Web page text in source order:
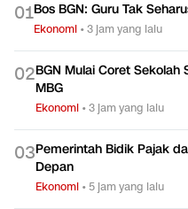
01Bos BGN: Guru Tak
Ekonomi •3 jam yang lalu
02BGN Mulai Coret
MBG
Ekonomi •3 jam yang lalu
03Pemerintah Bidik Pajak
Depan
Ekonomi • 5 jam yang lalu